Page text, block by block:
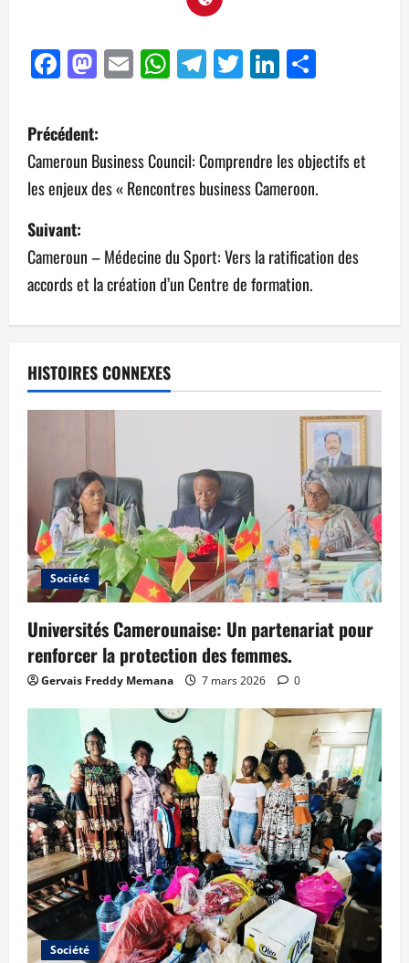
Facebook
Mastodon
EmailWhatsApp
Telegram
TwitterLinkedIn
Précédent:
Cameroun Business Council: Comprendre les objectifs et
les enjeux des « Rencontres business Cameroon.
Suivant:
Cameroun – Médecine du Sport: Vers la ratification des
accords et la création d’un Centre de formation.
HISTOIRES CONNEXES
Société
Universités Camerounaise: Un partenariat pour
renforcer la protection des femmes.
Gervais Freddy Memana 7 mars 2026 0
Société